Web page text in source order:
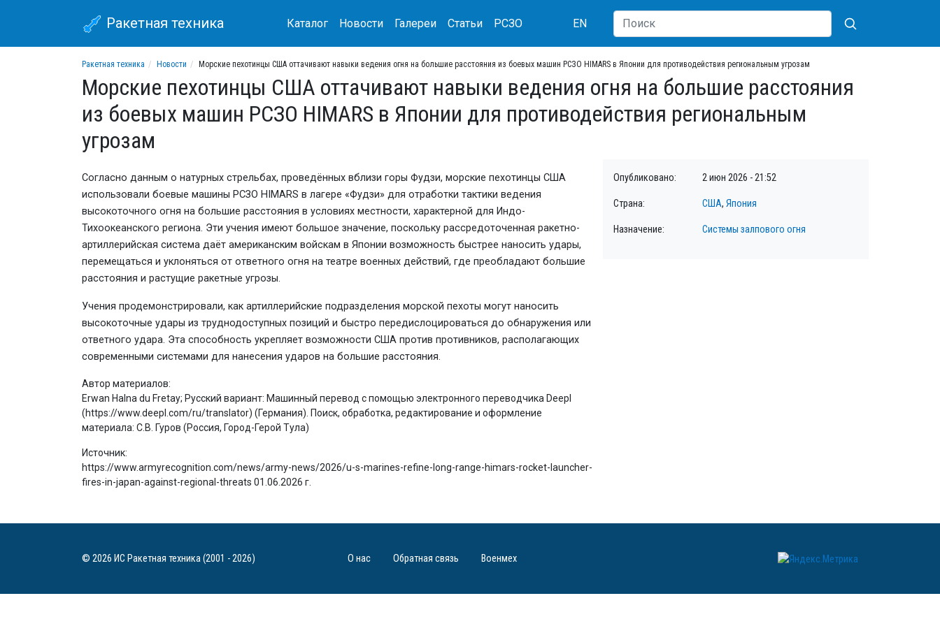
Ракетная техника Каталог Новости Галереи Статьи РСЗО EN
Ракетная техника Новости Морские пехотинцы США оттачивают навыки ведения огня на большие расстояния из боевых машин РСЗО HIMARS в Японии для противодействия региональным угрозам
Морские пехотинцы США оттачивают навыки ведения огня на большие расстояния
из боевых машин РСЗО HIMARS в Японии для противодействия региональным
угрозам
Опубликовано: 2 июн 2026 - 21:52
Страна: США, Япония
Назначение: Системы залпового огня
Согласно данным о натурных стрельбах, проведённых вблизи горы Фудзи, морские пехотинцы США
использовали боевые машины РСЗО HIMARS в лагере «Фудзи» для отработки тактики ведения
высокоточного огня на большие расстояния в условиях местности, характерной для Индо-
Тихоокеанского региона. Эти учения имеют большое значение, поскольку рассредоточенная ракетно-
артиллерийская система даёт американским войскам в Японии возможность быстрее наносить удары,
перемещаться и уклоняться от ответного огня на театре военных действий, где преобладают большие
расстояния и растущие ракетные угрозы.
Учения продемонстрировали, как артиллерийские подразделения морской пехоты могут наносить
высокоточные удары из труднодоступных позиций и быстро передислоцироваться до обнаружения или
ответного удара. Эта способность укрепляет возможности США против противников, располагающих
современными системами для нанесения ударов на большие расстояния.
Автор материалов:
Erwan Halna du Fretay; Русский вариант: Машинный перевод с помощью электронного переводчика Deepl
(https://www.deepl.com/ru/translator) (Германия). Поиск, обработка, редактирование и оформление
материала: С.В. Гуров (Россия, Город-Герой Тула)
Источник:
https://www.armyrecognition.com/news/army-news/2026/u-s-marines-refine-long-range-himars-rocket-launcher-
fires-in-japan-against-regional-threats 01.06.2026 г.
© 2026 ИС Ракетная техника (2001 - 2026) О нас Обратная связь Военмех